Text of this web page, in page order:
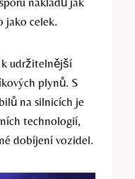
jako celek.
k udržitelnější
plynů. S
na silnicích je
technologií,
dobíjení vozidel.